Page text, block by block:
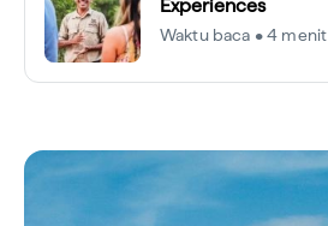
Experiences
Waktu baca • 4 menit